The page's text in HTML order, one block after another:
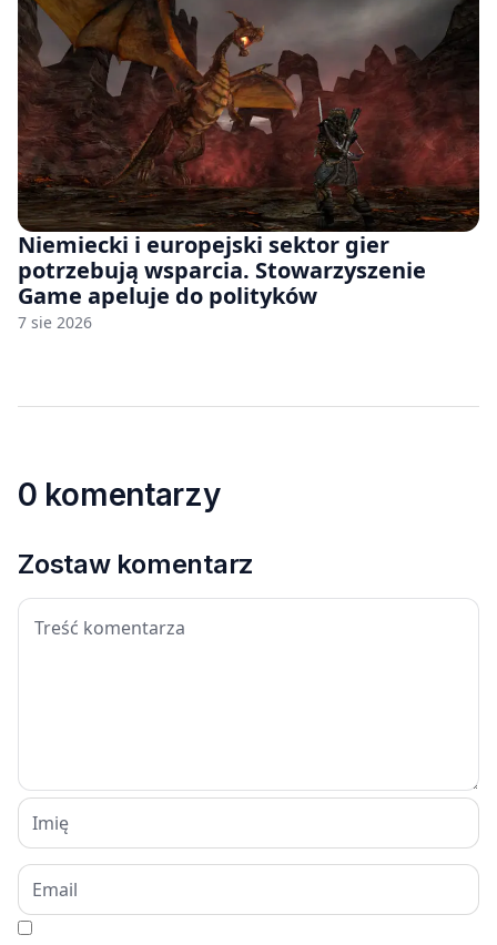
Niemiecki i europejski sektor gier
potrzebują wsparcia. Stowarzyszenie
Game apeluje do polityków
7 sie 2026
0 komentarzy
Zostaw komentarz